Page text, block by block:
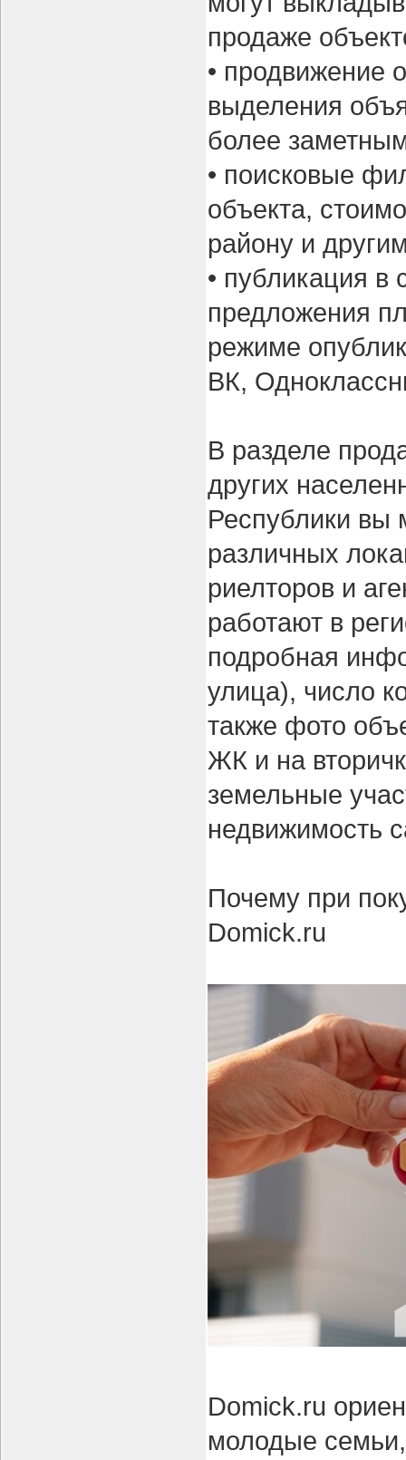
продаже
• продвижение
выделения
более
• поисковые
объекта,
району и
• публикация в
предложения
режиме
ВК,
В разделе
других
Республики вы
различных
риелторов и
работают в
подробная
улица), число
также фото
ЖК и на
земельные
недвижимость
Почему при
Domick.ru
Domick.ru
молодые